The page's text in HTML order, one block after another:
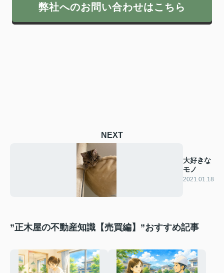
弊社へのお問い合わせはこちら
NEXT
大好きな
モノ
2021.01.18
”正木屋の不動産知識【売買編】”おすすめ記事